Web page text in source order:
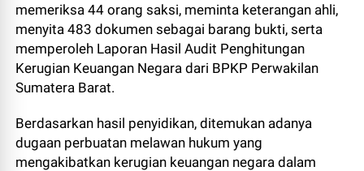
memeriksa 44 orang saksi, meminta keterangan ahli,
menyita 483 dokumen sebagai barang bukti, serta
memperoleh Laporan Hasil Audit Penghitungan
Kerugian Keuangan Negara dari BPKP Perwakilan
Sumatera Barat.
Berdasarkan hasil penyidikan, ditemukan adanya
dugaan perbuatan melawan hukum yang
mengakibatkan kerugian keuangan negara dalam